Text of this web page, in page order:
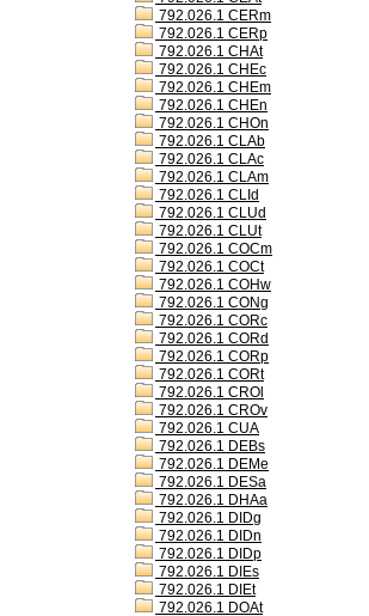
792.026.1 CERm
792.026.1 CERp
792.026.1 CHAt
792.026.1 CHEc
792.026.1 CHEm
792.026.1 CHEn
792.026.1 CHOn
792.026.1 CLAb
792.026.1 CLAc
792.026.1 CLAm
792.026.1 CLId
792.026.1 CLUd
792.026.1 CLUt
792.026.1 COCm
792.026.1 COCt
792.026.1 COHw
792.026.1 CONg
792.026.1 CORc
792.026.1 CORd
792.026.1 CORp
792.026.1 CORt
792.026.1 CROl
792.026.1 CROv
792.026.1 CUA
792.026.1 DEBs
792.026.1 DEMe
792.026.1 DESa
792.026.1 DHAa
792.026.1 DIDg
792.026.1 DIDn
792.026.1 DIDp
792.026.1 DIEs
792.026.1 DIEt
792.026.1 DOAt